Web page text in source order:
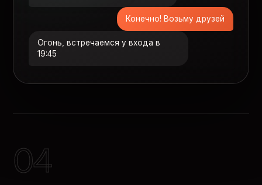
Конечно! Возьму друзей
Огонь, встречаемся у входа в
19:45
04